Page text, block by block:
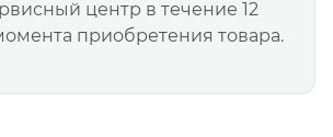
центр в течение 12
приобретения товара.